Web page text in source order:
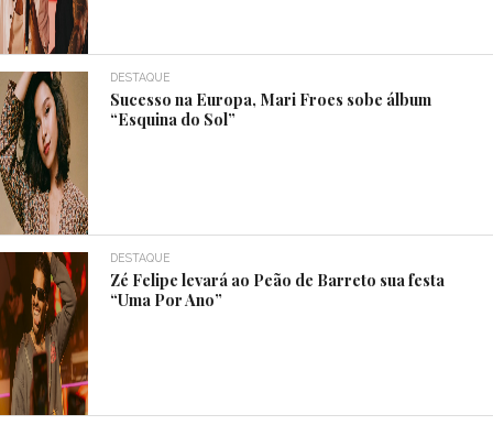
DESTAQUE
Sucesso na Europa, Mari Froes sobe álbum
“Esquina do Sol”
DESTAQUE
Zé Felipe levará ao Peão de Barreto sua festa
“Uma Por Ano”